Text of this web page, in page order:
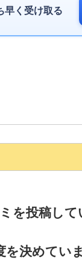
早く受け取る
を投稿して
決めていま